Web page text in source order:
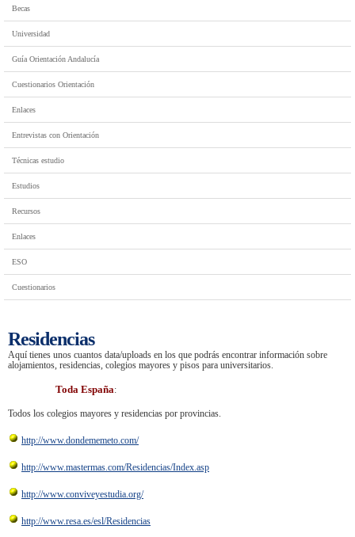
Becas
Universidad
Guía Orientación Andalucía
Cuestionarios Orientación
Enlaces
Entrevistas con Orientación
Técnicas estudio
Estudios
Recursos
Enlaces
ESO
Cuestionarios
Residencias
Aquí tienes unos cuantos data/uploads en los que podrás encontrar información sobre
alojamientos, residencias, colegios mayores y pisos para universitarios.
Toda España:
Todos los colegios mayores y residencias por provincias.
http://www.dondememeto.com/
http://www.mastermas.com/Residencias/Index.asp
http://www.conviveyestudia.org/
http://www.resa.es/esl/Residencias